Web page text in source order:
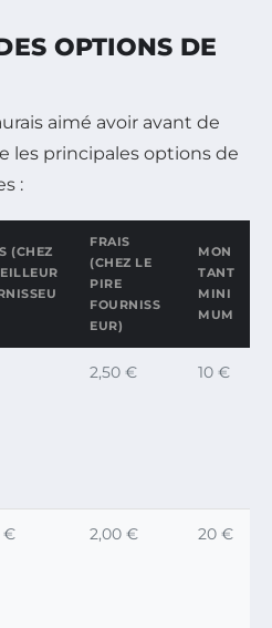
OPTIONS DE
aimé avoir avant de
les principales options de
:
(CHEZ
FRAIS
(CHEZ LE
PIRE
FOURNISS
EUR)
MON
TANT
MINI
MUM
2,50 € 10 €
€ 2,00 € 20 €